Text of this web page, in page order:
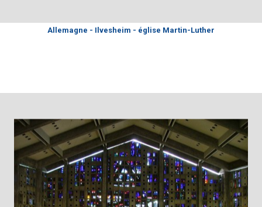
Allemagne - Ilvesheim - église Martin-Luther